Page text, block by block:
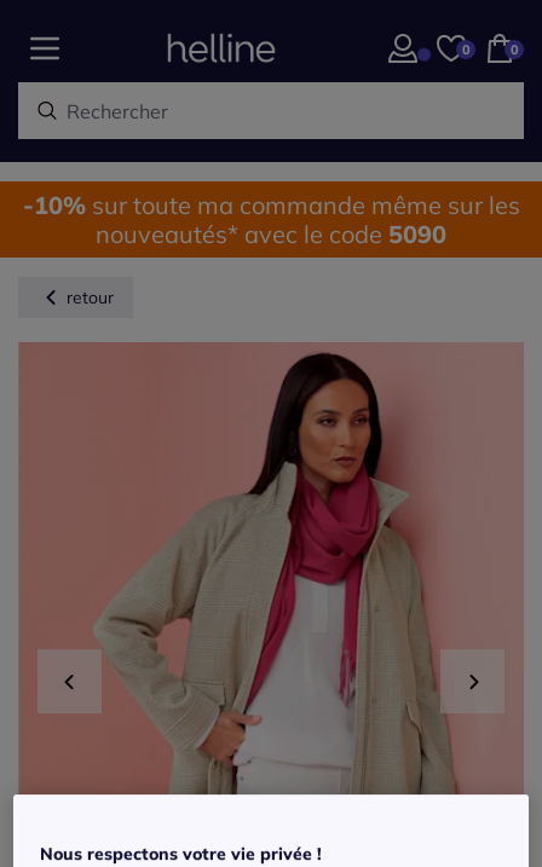
0 0
-10%sur toute ma commande même sur les
nouveautés* avec le code 5090
retour
Nous respectons votre vie privée !